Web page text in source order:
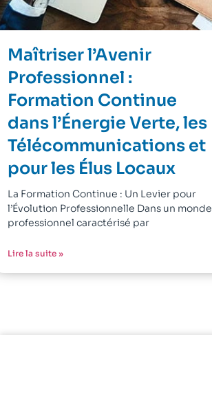
Maîtriser l’Avenir
Professionnel :
Formation Continue
dans l’Énergie Verte, les
Télécommunications et
pour les Élus Locaux
La Formation Continue : Un Levier pour
l’Évolution Professionnelle Dans un monde
professionnel caractérisé par
Lire la suite »